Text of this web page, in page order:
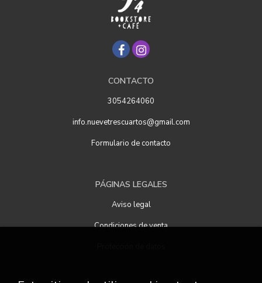
CONTACTO
3054264060
info.nuevetrescuartos@gmail.com
Formulario de contacto
PÁGINAS LEGALES
Aviso legal
Condiciones de venta